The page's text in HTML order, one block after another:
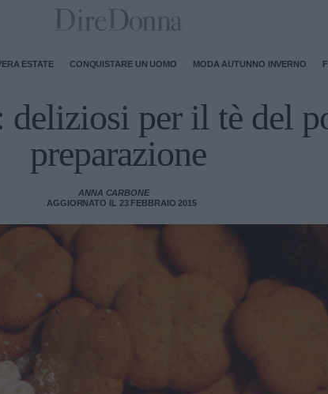
ESTATE CONQUISTARE UN UOMO MODA AUTUNNO INVERNO
deliziosi per il tè del
preparazione
ANNA CARBONE
AGGIORNATO IL 23 FEBBRAIO 2015